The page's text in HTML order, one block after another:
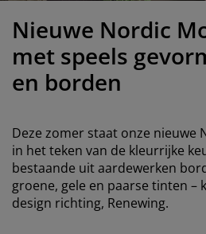
Nieuwe Nordic
met speels
en borden
Deze zomer staat onze nieuwe
in het teken van de kleurrijke
bestaande uit aardewerken
groene, gele en paarse tinten –
design richting, Renewing.